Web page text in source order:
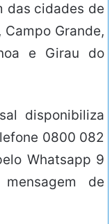
das cidades de
Campo Grande,
e Girau do
disponibiliza
0800 082
Whatsapp 9
de